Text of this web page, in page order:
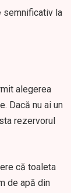
semnificativ la
alegerea
Dacă nu ai un
rezervorul
că toaleta
de apă din